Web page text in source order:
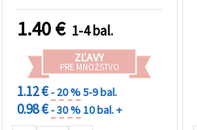
1.40€ 1-4 bal.
ZĽAVY
PRE MNOŽSTVO
1.12 €- 20 %5-9 bal.
0.98 €- 30 %10 bal. +